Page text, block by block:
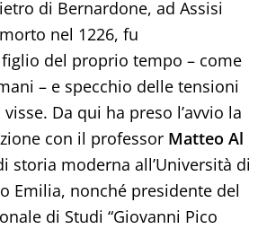
di Bernardone, ad Assisi
nel 1226, fu
del proprio tempo – come
– e specchio delle tensioni
Da qui ha preso l’avvio la
con il professor Matteo Al
storia moderna all’Università di
Emilia, nonché presidente del
di Studi “Giovanni Pico